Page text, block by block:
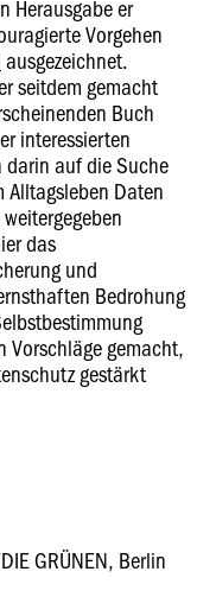
Herausgabe er
Vorgehen
ausgezeichnet.
seitdem gemacht
Buch
interessierten
auf die Suche
Daten
das
und
Bedrohung
Vorschläge gemacht,
gestärkt
GRÜNEN, Berlin